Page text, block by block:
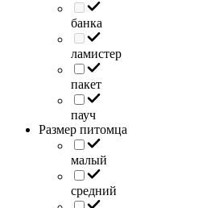
банка
ламистер
пакет
пауч
Размер питомца
малый
средний